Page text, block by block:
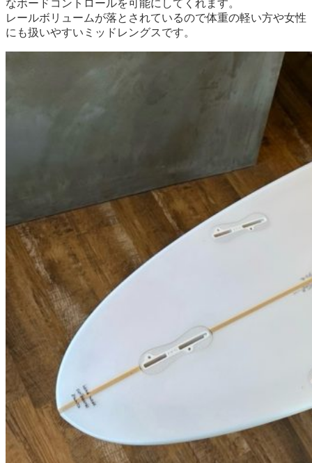
なボードコントロールを可能にしてくれます。
レールボリュームが落とされているので体重の軽い方や女性
にも扱いやすいミッドレングスです。